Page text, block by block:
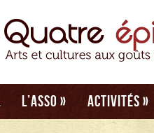
L’asso » Activités »